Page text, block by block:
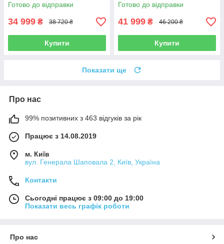
Готово до відправки
34 999 ₴ 38 720 ₴
Купити
Готово до відправки
41 999 ₴ 46 200 ₴
Купити
Показати ще
Про нас
99% позитивних з 463 відгуків за рік
Працює з 14.08.2019
м. Київ
вул. Генерала Шаповала 2, Київ, Україна
Контакти
Сьогодні працює з 09:00 до 19:00
Показати весь графік роботи
Про нас